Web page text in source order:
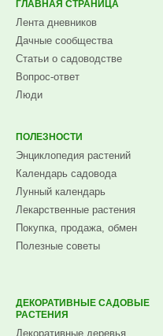
ГЛАВНАЯ СТРАНИЦА
Лента дневников
Дачные сообщества
Статьи о садоводстве
Вопрос-ответ
Люди
ПОЛЕЗНОСТИ
Энциклопедия растений
Календарь садовода
Лунный календарь
Лекарственные растения
Покупка, продажа, обмен
Полезные советы
ДЕКОРАТИВНЫЕ САДОВЫЕ
РАСТЕНИЯ
Декоративные деревья